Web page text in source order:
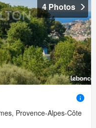
4 Photos
Provence-Alpes-Côte